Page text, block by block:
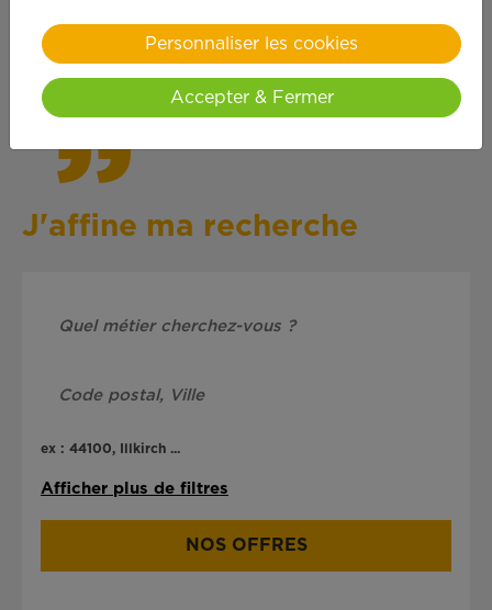
quand on y met du
cœur !
J'affine ma recherche
ex : 44100, Illkirch ...
Afficher plus de filtres
NOS OFFRES
Personnaliser les cookies
Accepter & Fermer